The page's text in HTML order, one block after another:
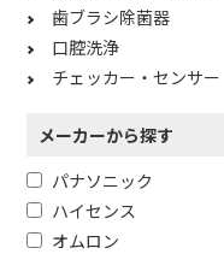
歯ブラシ除菌器
口腔洗浄
チェッカー・センサー
メーカーから探す
パナソニック
ハイセンス
オムロン